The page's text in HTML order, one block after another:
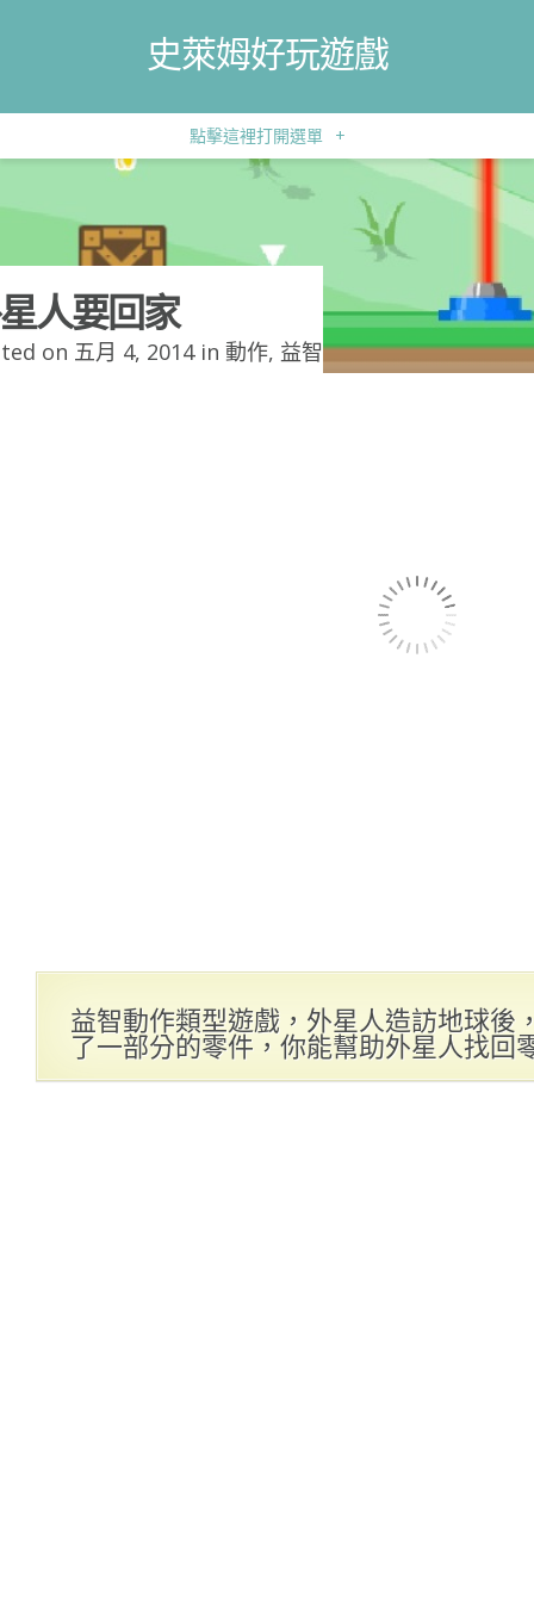
史萊姆好玩遊戲
點擊這裡打開選單 +
人要回家
on 五月 4, 2014 in 動作, 益智
益智動作類型遊戲，外星人造訪地球後
了一部分的零件，你能幫助外星人找回